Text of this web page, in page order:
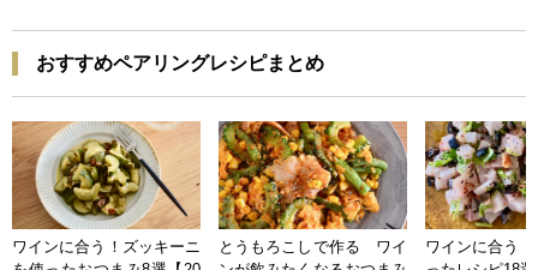
おすすめペアリングレシピまとめ
ワインに合う！ズッキーニ
とうもろこしで作る ワイ
ワインに合う